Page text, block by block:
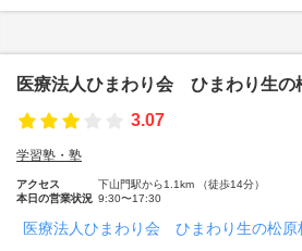
医療法人ひまわり会 ひまわり生の
3.07
学習塾・塾
アクセス
下山門駅から1.1km （徒歩14分）
本日の営業状況 9:30〜17:30
医療法人ひまわり会 ひまわり生の松原